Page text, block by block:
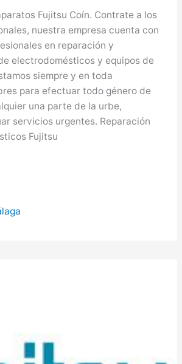
Fujitsu Coín. Contrate a los
nuestra empresa cuenta con
en reparación y
electrodomésticos y equipos de
siempre y en toda
para efectuar todo género de
una parte de la urbe,
servicios urgentes. Reparación
Fujitsu